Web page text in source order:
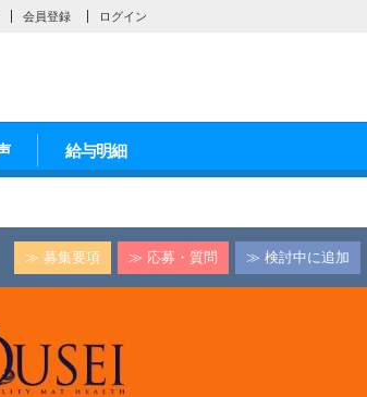
会員登録 ログイン
給与明細
≫ 募集要項 ≫ 応募・質問 ≫ 検討中に追加